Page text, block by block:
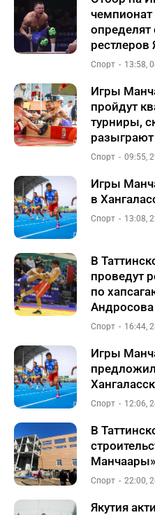
рестлеров
Спорт 13:58,
Игры
пройдут
турниры,
разыграют
Спорт 09:55,
Игры
в
Спорт 13:08,
В
проведут
по
Андросова
Спорт 16:44,
Игры
Спорт 12:06,
В
Спорт 22:00,
Якутия